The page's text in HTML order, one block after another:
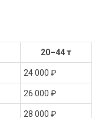
20–44 т
24 000 ₽
26 000 ₽
28 000 ₽